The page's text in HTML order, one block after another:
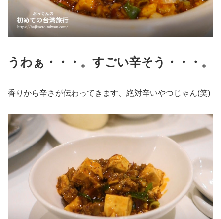
うわぁ・・・。すごい辛そう・・・。
香りから辛さが伝わってきます、絶対辛いやつじゃん(笑)